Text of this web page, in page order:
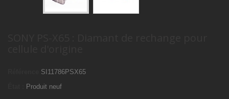
SI11786PSX65
Produit neuf